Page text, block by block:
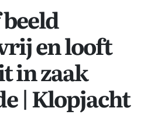
en looft
in zaak
| Klopjacht